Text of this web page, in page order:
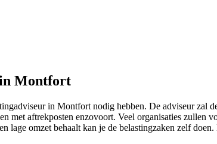
in Montfort
in Montfort nodig hebben. De adviseur zal
met aftrekposten enzovoort. Veel organisaties
lage omzet behaalt kan je de belastingzaken zelf